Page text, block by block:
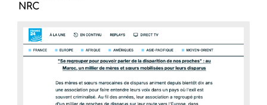
NRC